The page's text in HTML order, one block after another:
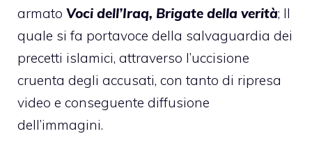
armato Voci dell’Iraq, Brigate della verità; Il
quale si fa portavoce della salvaguardia dei
precetti islamici, attraverso l’uccisione
cruenta degli accusati, con tanto di ripresa
video e conseguente diffusione
dell’immagini.